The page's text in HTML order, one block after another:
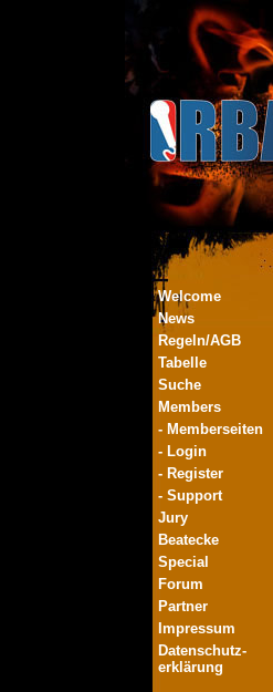
Welcome
News
Regeln/AGB
Tabelle
Suche
Members
- Memberseiten
- Login
- Register
- Support
Jury
Beatecke
Special
Forum
Partner
Impressum
Datenschutz-
erklärung